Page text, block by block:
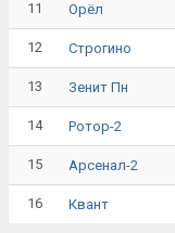
11 Орёл
12 Строгино
13 Зенит Пн
14 Ротор-2
15 Арсенал-2
16 Квант